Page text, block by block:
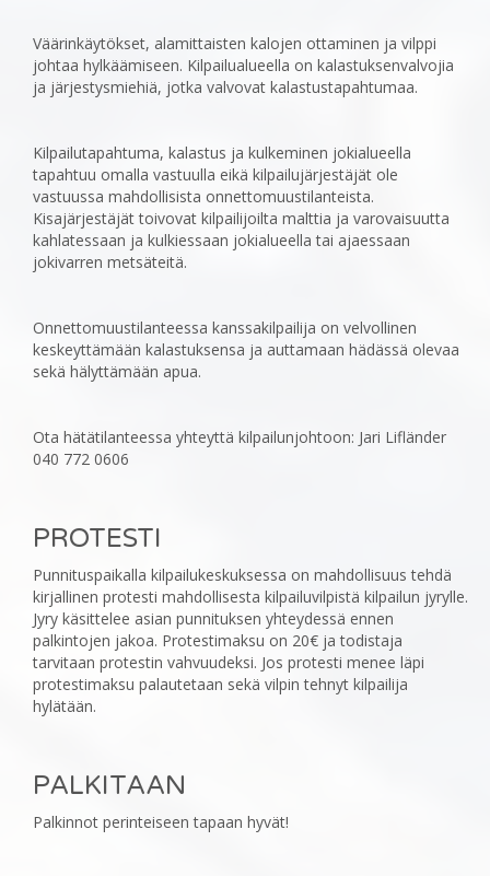
Väärinkäytökset, alamittaisten kalojen ottaminen ja vilppi
johtaa hylkäämiseen. Kilpailualueella on ‎kalastuksenvalvojia
ja järjestysmiehiä, jotka valvovat kalastustapahtumaa.
Kilpailutapahtuma, kalastus ja kulkeminen jokialueella
tapahtuu omalla vastuulla eikä kilpailujärjestäjät ole
‎vastuussa mahdollisista onnettomuustilanteista.
Kisajärjestäjät toivovat kilpailijoilta malttia ja ‎varovaisuutta
kahlatessaan ja kulkiessaan jokialueella tai ajaessaan
jokivarren metsäteitä.
Onnettomuustilanteessa kanssakilpailija on velvollinen
keskeyttämään kalastuksensa ja auttamaan ‎hädässä olevaa
sekä hälyttämään apua.
Ota hätätilanteessa yhteyttä kilpailunjohtoon: Jari Lifländer
040 772 0606
PROTESTI
‎Punnituspaikalla kilpailukeskuksessa on mahdollisuus tehdä
kirjallinen protesti mahdollisesta ‎kilpailuvilpistä kilpailun jyrylle.
Jyry käsittelee asian punnituksen yhteydessä ennen
palkintojen jakoa. ‎Protestimaksu on 20€ ja todistaja
tarvitaan protestin vahvuudeksi. Jos protesti menee läpi
protestimaksu ‎palautetaan sekä vilpin tehnyt kilpailija
hylätään.
PALKITAAN
‎Palkinnot perinteiseen tapaan hyvät!